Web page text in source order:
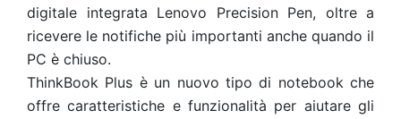
digitale integrata Lenovo Precision Pen, oltre a
ricevere le notifiche più importanti anche quando il
PC è chiuso.
ThinkBook Plus è un nuovo tipo di notebook che
offre caratteristiche e funzionalità per aiutare gli